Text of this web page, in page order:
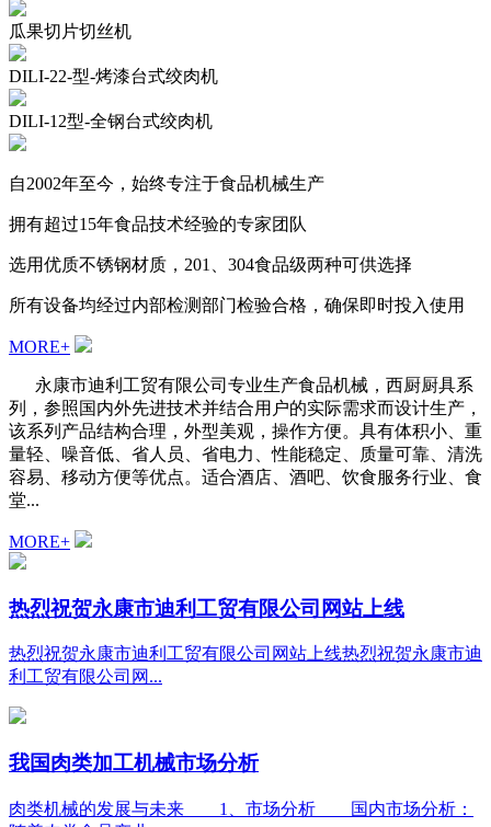
瓜果切片切丝机
DILI-22-型-烤漆台式绞肉机
DILI-12型-全钢台式绞肉机
自2002年至今，始终专注于食品机械生产
拥有超过15年食品技术经验的专家团队
选用优质不锈钢材质，201、304食品级两种可供选择
所有设备均经过内部检测部门检验合格，确保即时投入使用
MORE+
永康市迪利工贸有限公司专业生产食品机械，西厨厨具系
列，参照国内外先进技术并结合用户的实际需求而设计生产，
该系列产品结构合理，外型美观，操作方便。具有体积小、重
量轻、噪音低、省人员、省电力、性能稳定、质量可靠、清洗
容易、移动方便等优点。适合酒店、酒吧、饮食服务行业、食
堂...
MORE+
热烈祝贺永康市迪利工贸有限公司网站上线
热烈祝贺永康市迪利工贸有限公司网站上线热烈祝贺永康市迪
利工贸有限公司网...
我国肉类加工机械市场分析
肉类机械的发展与未来 1、市场分析 国内市场分析：